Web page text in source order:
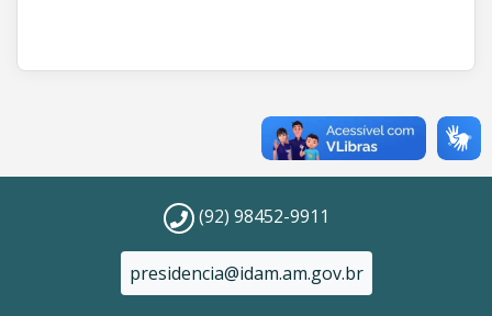
(92) 98452-9911
presidencia@idam.am.gov.br